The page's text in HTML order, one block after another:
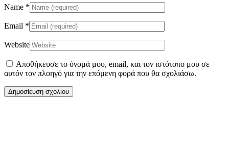
Name *
Email *
Website
Αποθήκευσε το όνομά μου, email, και τον ιστότοπο μου σε
αυτόν τον πλοηγό για την επόμενη φορά που θα σχολιάσω.